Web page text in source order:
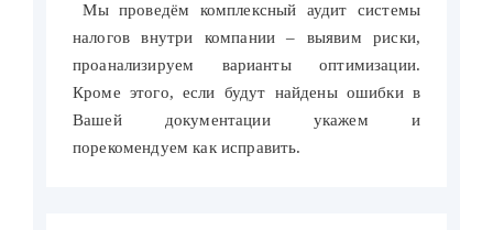
Мы проведём комплексный аудит системы
налогов внутри компании – выявим риски,
проанализируем варианты оптимизации.
Кроме этого, если будут найдены ошибки в
Вашей документации укажем и
порекомендуем как исправить.